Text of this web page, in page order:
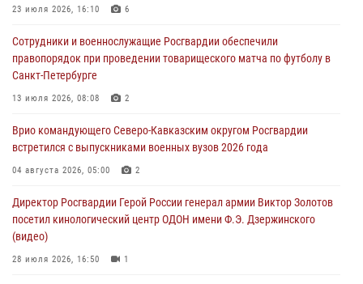
06 августа 2026, 12:00
В Курске росгвардейцы приняли участие в митинге, посвященном
второй годовщине вторжения ВСУ на территорию области
06 августа 2026, 11:56
угрожавшего подростку травматическим пистолетом
06 августа 2026, 11:33
крупная нарколаборатория
23 июля 2026, 16:10 6
Сотрудники и военнослужащие Росгвардии обеспечили
правопорядок при проведении товарищеского матча по футболу в
Санкт-Петербурге
13 июля 2026, 08:08 2
Врио командующего Северо-Кавказским округом Росгвардии
встретился с выпускниками военных вузов 2026 года
04 августа 2026, 05:00 2
Директор Росгвардии Герой России генерал армии Виктор Золотов
посетил кинологический центр ОДОН имени Ф.Э. Дзержинского
(видео)
28 июля 2026, 16:50 1